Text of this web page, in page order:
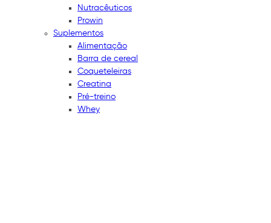
Nutracêuticos
Prowin
Suplementos
Alimentação
Barra de cereal
Coqueteleiras
Creatina
Pré-treino
Whey